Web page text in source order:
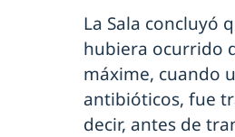
La Sala concluyó
hubiera ocurrido
máxime, cuando
antibióticos, fue
decir, antes de